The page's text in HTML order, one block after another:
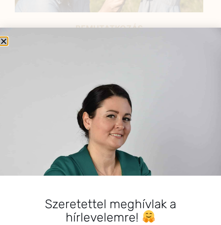
BEMUTATKOZÁS
férfiak egészségének megőrzése és helyreállítása.
HÍRLEVÉL
HÍRLEVÉL FELIRATKOZÁS
Szeretettel meghívlak a
hírlevelemre!